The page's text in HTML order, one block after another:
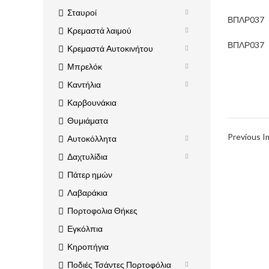
ΒΠΛΡ037
ΒΠΛΡ037
Previous
Σταυροί
Κρεμαστά λαιμού
Κρεμαστά Αυτοκινήτου
Μπρελόκ
Καντήλια
Καρβουνάκια
Θυμιάματα
Αυτοκόλλητα
Δαχτυλίδια
Πάτερ ημών
Λαβαράκια
Πορτοφολια Θήκες
Εγκόλπια
Κηροπήγια
Ποδιές Τσάντες Πορτοφόλια